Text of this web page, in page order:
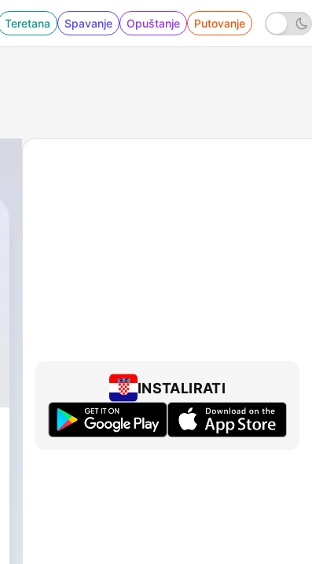
Teretana Spavanje Opuštanje Putovanje
INSTALIRATI